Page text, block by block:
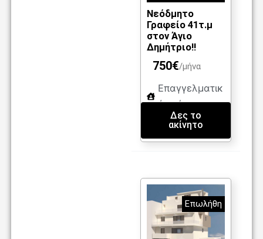
09
Νεόδμητο
Γραφείο 41τ.μ
στον Άγιο
Δημήτριο!!
750€/μήνα
Επαγγελματικ
ή στέγη
Δες το
ακίνητο
Επωλήθη